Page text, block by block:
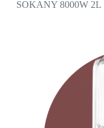
SOKANY 8000W 2L